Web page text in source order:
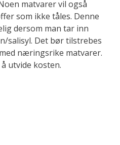
matvarer vil også
som ikke tåles. Denne
dersom man tar inn
salisyl. Det bør tilstrebes
næringsrike matvarer.
utvide kosten.